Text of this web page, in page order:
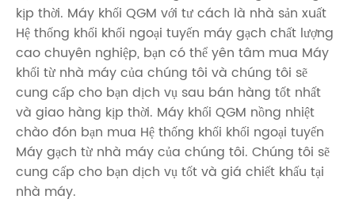
kịp thời. Máy khối QGM với tư cách là nhà sản xuất
Hệ thống khối khối ngoại tuyến máy gạch chất lượng
cao chuyên nghiệp, bạn có thể yên tâm mua Máy
khối từ nhà máy của chúng tôi và chúng tôi sẽ
cung cấp cho bạn dịch vụ sau bán hàng tốt nhất
và giao hàng kịp thời. Máy khối QGM nồng nhiệt
chào đón bạn mua Hệ thống khối khối ngoại tuyến
Máy gạch từ nhà máy của chúng tôi. Chúng tôi sẽ
cung cấp cho bạn dịch vụ tốt và giá chiết khấu tại
nhà máy.